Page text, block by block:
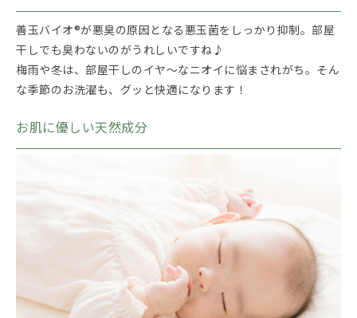
善玉バイオ®が悪臭の原因となる悪玉菌をしっかり抑制。部屋
干しでも臭わないのがうれしいですね♪
梅雨や冬は、部屋干しのイヤ～なニオイに悩まされがち。そん
な季節のお洗濯も、グッと快適になります！
お肌に優しい天然成分